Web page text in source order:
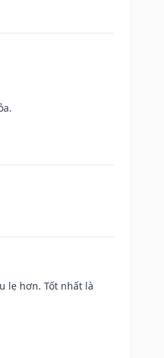
lẹ hơn. Tốt nhất là